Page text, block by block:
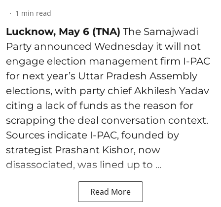
1 min read
Lucknow, May 6 (TNA) The Samajwadi
Party announced Wednesday it will not
engage election management firm I-PAC
for next year’s Uttar Pradesh Assembly
elections, with party chief Akhilesh Yadav
citing a lack of funds as the reason for
scrapping the deal conversation context.
Sources indicate I-PAC, founded by
strategist Prashant Kishor, now
disassociated, was lined up to ...
Read More